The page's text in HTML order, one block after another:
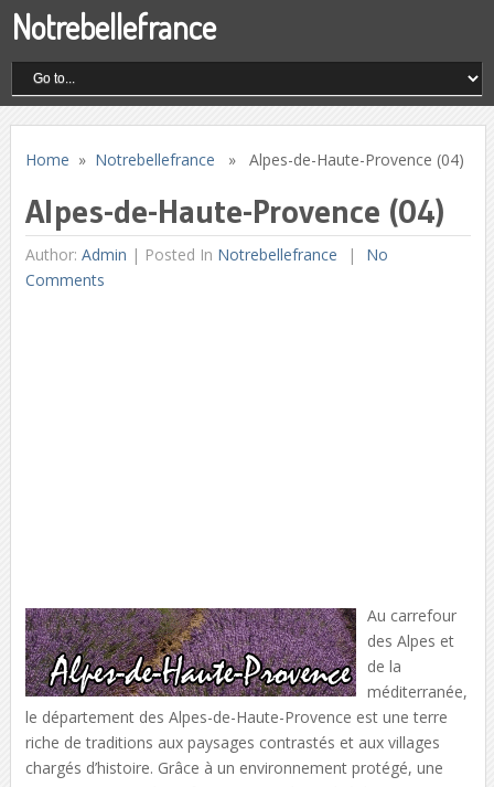
Notrebellefrance
Home » Notrebellefrance » Alpes-de-Haute-Provence (04)
Alpes-de-Haute-Provence (04)
Author: Admin | Posted In Notrebellefrance
No
Comments
Au carrefour
des Alpes et
de la
méditerranée,
le département des Alpes-de-Haute-Provence est une terre
riche de traditions aux paysages contrastés et aux villages
chargés d’histoire. Grâce à un environnement protégé, une